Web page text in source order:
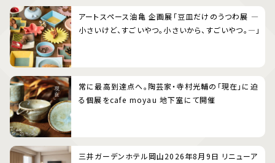
アートスペース油亀 企画展「豆皿だけのうつわ展 ―
小さいけど、すごいやつ。小さいから、すごいやつ。―」
常に最高到達点へ。陶芸家・寺村光輔の「現在」に迫
る個展をcafe moyau 地下室にて開催
三井ガーデンホテル岡山2026年8月9日 リニューア